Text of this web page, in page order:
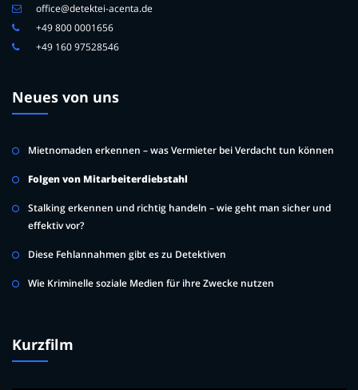
office@detektei-acenta.de
+49 800 0001656
+49 160 97528546
Neues von uns
Mietnomaden erkennen – was Vermieter bei Verdacht tun können
Folgen von Mitarbeiterdiebstahl
Stalking erkennen und richtig handeln – wie geht man sicher und
effektiv vor?
Diese Fehlannahmen gibt es zu Detektiven
Wie Kriminelle soziale Medien für ihre Zwecke nutzen
Kurzfilm